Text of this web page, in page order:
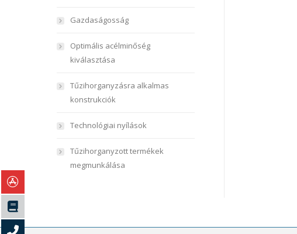
Gazdaságosság
Optimális acélminőség
kiválasztása
Tűzihorganyzásra alkalmas
konstrukciók
Technológiai nyílások
Tűzihorganyzott termékek
megmunkálása